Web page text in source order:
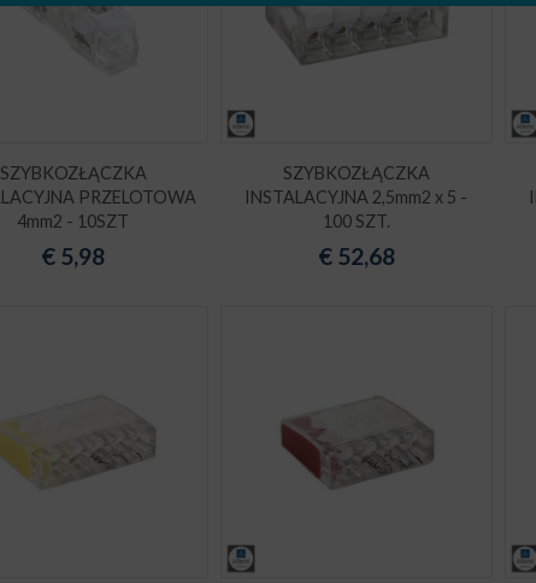
SZYBKOZŁĄCZKA
PRZELOTOWA
4mm2 - 10SZT
€ 5,98
SZYBKOZŁĄCZKA
INSTALACYJNA 2,5mm2 x 5 -
100 SZT.
€ 52,68